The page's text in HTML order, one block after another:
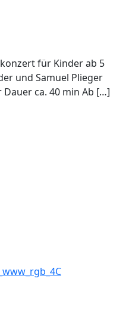
für Kinder ab 5
und Samuel Plieger
ca. 40 min Ab […]